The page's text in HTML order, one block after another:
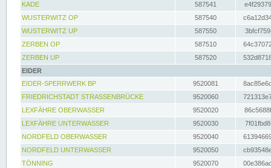
KADE
587541
WUSTERWITZ OP
587540
WUSTERWITZ UP
587550
ZERBEN OP
587510
ZERBEN UP
587520
EIDER
EIDER-SPERRWERK BP
9520081
FRIEDRICHSTADT STRASSENBRÜCKE
9520060
LEXFÄHRE OBERWASSER
9520020
LEXFÄHRE UNTERWASSER
9520030
NORDFELD OBERWASSER
9520040
NORDFELD UNTERWASSER
9520050
TÖNNING
9520070